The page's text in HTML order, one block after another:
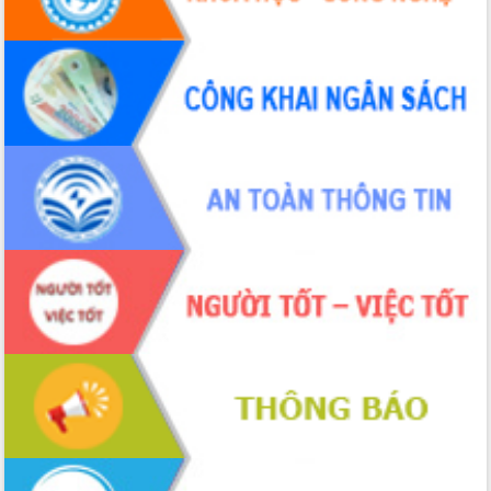
quốc phòng, quân sự địa phương năm
2026
Đắk Lắk tập trung toàn lực khắc phục
tồn tại IUU, sẵn sàng làm việc với
Đoàn thanh tra EC
Chủ tịch UBND tỉnh Tạ Anh Tuấn thăm,
chúc mừng các bệnh viện nhân Ngày
Thầy thuốc Việt Nam
Rộn ràng lễ hội truyền thống Sông
nước Đà Nông lần thứ I năm 2026
Kỳ họp Chuyên đề lần thứ Năm, HĐND
tỉnh Đắk Lắk thông qua các nghị quyết
quan trọng
Thống nhất danh sách giới thiệu ứng
cử đại biểu Quốc hội khoá XVI và đại
biểu HĐND tỉnh Đắk Lắk, nhiệm kỳ
2026-2031
Phát động hai phong trào thi đua quan
trọng trong kỷ nguyên mới
Hội nghị lần thứ tư Ban Chỉ đạo công